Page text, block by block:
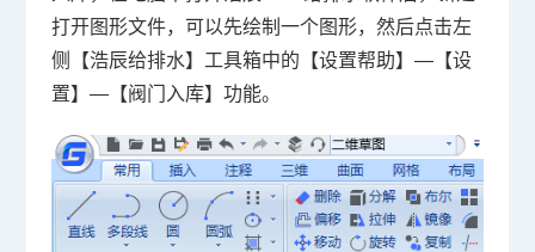
打开图形文件，可以先绘制一个图形，然后点击左
侧【浩辰给排水】工具箱中的【设置帮助】—【设
置】—【阀门入库】功能。